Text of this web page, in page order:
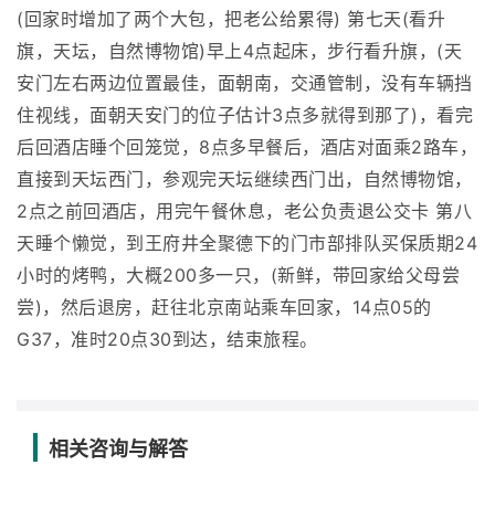
(回家时增加了两个大包，把老公给累得) 第七天(看升
旗，天坛，自然博物馆)早上4点起床，步行看升旗，(天
安门左右两边位置最佳，面朝南，交通管制，没有车辆挡
住视线，面朝天安门的位子估计3点多就得到那了)，看完
后回酒店睡个回笼觉，8点多早餐后，酒店对面乘2路车，
直接到天坛西门，参观完天坛继续西门出，自然博物馆，
2点之前回酒店，用完午餐休息，老公负责退公交卡 第八
天睡个懒觉，到王府井全聚德下的门市部排队买保质期24
小时的烤鸭，大概200多一只，(新鲜，带回家给父母尝
尝)，然后退房，赶往北京南站乘车回家，14点05的
G37，准时20点30到达，结束旅程。
相关咨询与解答